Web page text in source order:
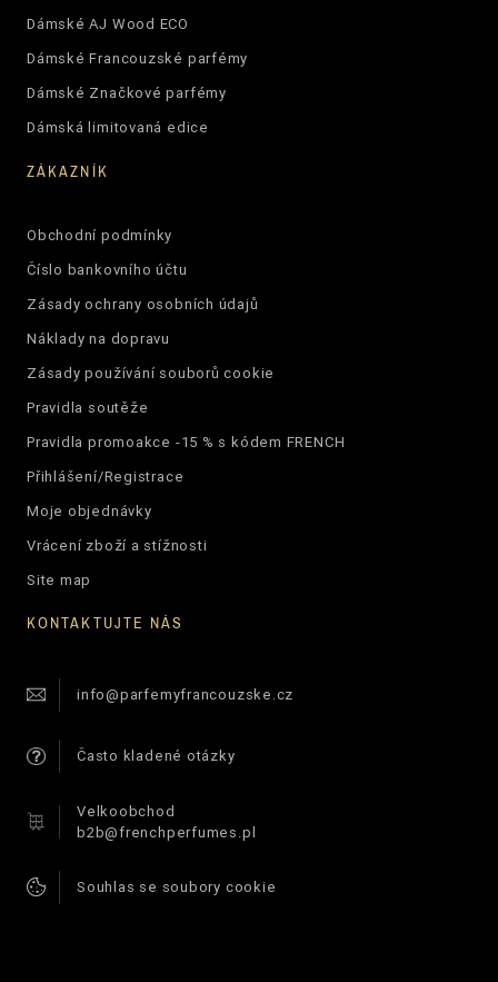
Dámské AJ Wood ECO
Dámské Francouzské parfémy
Dámské Značkové parfémy
Dámská limitovaná edice
ZÁKAZNÍK
Obchodní podmínky
Číslo bankovního účtu
Zásady ochrany osobních údajů
Náklady na dopravu
Zásady používání souborů cookie
Pravidla soutěže
Pravidla promoakce -15 % s kódem FRENCH
Přihlášení/Registrace
Moje objednávky
Vrácení zboží a stížnosti
Site map
KONTAKTUJTE NÁS
info@parfemyfrancouzske.cz
Často kladené otázky
Velkoobchod
b2b@frenchperfumes.pl
Souhlas se soubory cookie